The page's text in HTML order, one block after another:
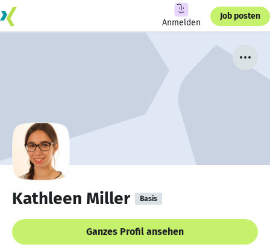
Anmelden
Job posten
Kathleen Miller Basis
Ganzes Profil ansehen